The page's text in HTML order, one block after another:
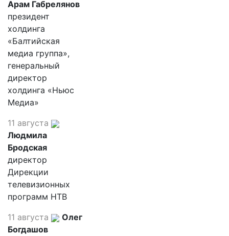
Арам Габрелянов
президент
холдинга
«Балтийская
медиа группа»,
генеральный
директор
холдинга «Ньюс
Медиа»
11 августа
Людмила
Бродская
директор
Дирекции
телевизионных
программ НТВ
11 августа
Олег
Богдашов